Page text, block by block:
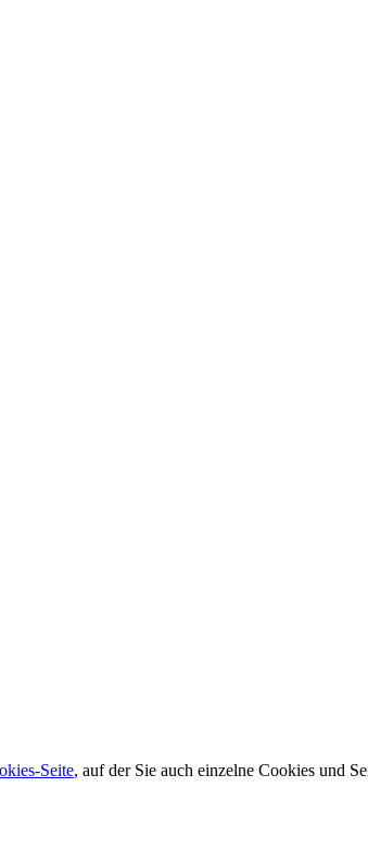
Seite, auf der Sie auch einzelne Cookies und